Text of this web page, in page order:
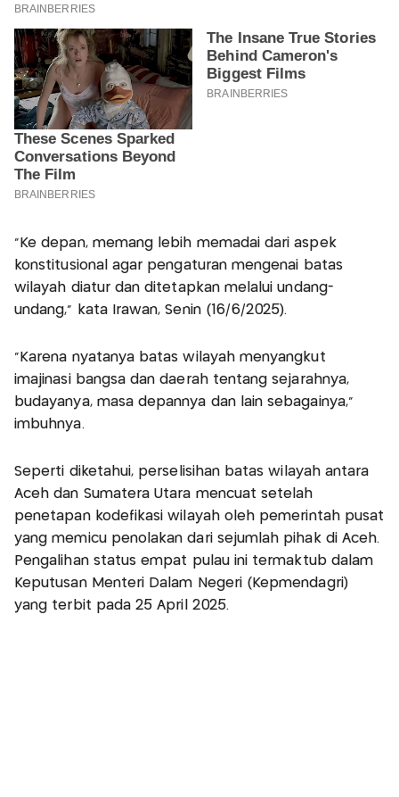
"Ke depan, memang lebih memadai dari aspek
konstitusional agar pengaturan mengenai batas
wilayah diatur dan ditetapkan melalui undang-
undang,” kata Irawan, Senin (16/6/2025).
“Karena nyatanya batas wilayah menyangkut
imajinasi bangsa dan daerah tentang sejarahnya,
budayanya, masa depannya dan lain sebagainya,”
imbuhnya.
Seperti diketahui, perselisihan batas wilayah antara
Aceh dan Sumatera Utara mencuat setelah
penetapan kodefikasi wilayah oleh pemerintah pusat
yang memicu penolakan dari sejumlah pihak di Aceh.
Pengalihan status empat pulau ini termaktub dalam
Keputusan Menteri Dalam Negeri (Kepmendagri)
yang terbit pada 25 April 2025.